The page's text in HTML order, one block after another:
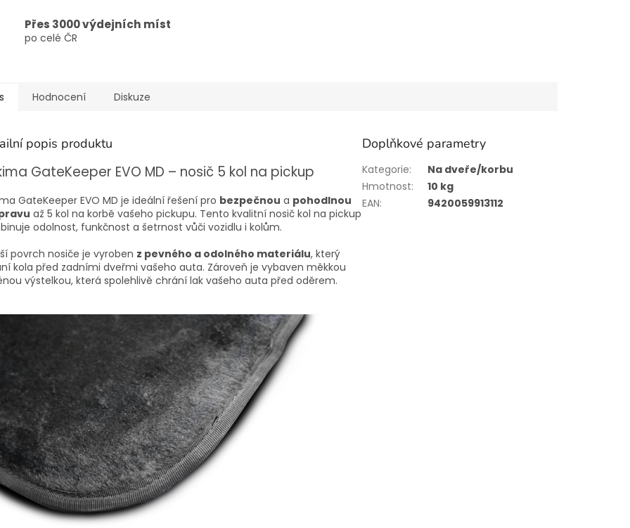
Přes 3000 výdejních míst
po celé ČR
Hodnocení Diskuze
popis produktu
GateKeeper EVO MD – nosič 5 kol na pickup
GateKeeper EVO MD je ideální řešení pro bezpečnou a pohodlnou
až 5 kol na korbě vašeho pickupu. Tento kvalitní nosič kol na pickup
odolnost, funkčnost a šetrnost vůči vozidlu i kolům.
povrch nosiče je vyroben z pevného a odolného materiálu, který
kola před zadními dveřmi vašeho auta. Zároveň je vybaven měkkou
výstelkou, která spolehlivě chrání lak vašeho auta před oděrem.
Doplňkové parametry
Kategorie:
Na dveře/korbu
Hmotnost:
10 kg
EAN: 9420059913112